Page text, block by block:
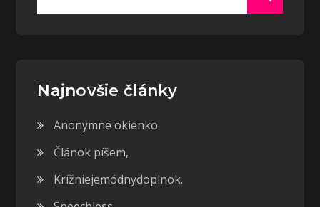
Najnovšie články
Anonymné okienko
Článok píšem,
Krížniejemódnydoplnok.